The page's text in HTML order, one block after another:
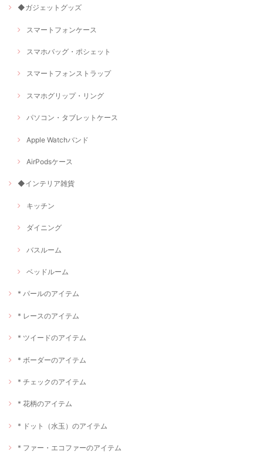
◆ガジェットグッズ
スマートフォンケース
スマホバッグ・ポシェット
スマートフォンストラップ
スマホグリップ・リング
パソコン・タブレットケース
Apple Watchバンド
AirPodsケース
◆インテリア雑貨
キッチン
ダイニング
バスルーム
ベッドルーム
* パールのアイテム
* レースのアイテム
* ツイードのアイテム
* ボーダーのアイテム
* チェックのアイテム
* 花柄のアイテム
* ドット（水玉）のアイテム
* ファー・エコファーのアイテム